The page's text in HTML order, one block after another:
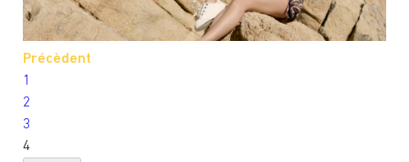
Précèdent
1
2
3
4